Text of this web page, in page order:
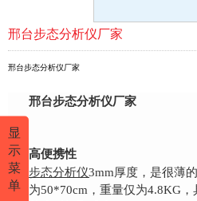
邢台步态分析仪厂家
邢台步态分析仪厂家
邢台步态分析仪厂家
高便携性
步态分析仪3mm厚度，是很薄
为50*70cm，重量仅为4.8KG
显
示
菜
单